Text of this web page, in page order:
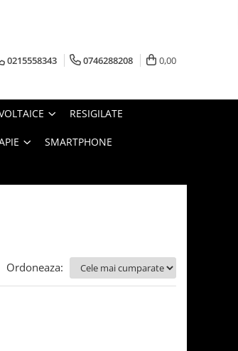
0215558343 0746288208 0,00
RESIGILATE
SMARTPHONE
Ordoneaza: